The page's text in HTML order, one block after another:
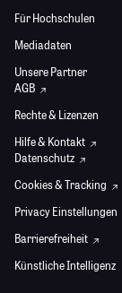
Für Hochschulen
Mediadaten
Unsere Partner
AGB
Rechte & Lizenzen
Hilfe & Kontakt
Datenschutz
Cookies & Tracking
Privacy Einstellungen
Barrierefreiheit
Künstliche Intelligenz